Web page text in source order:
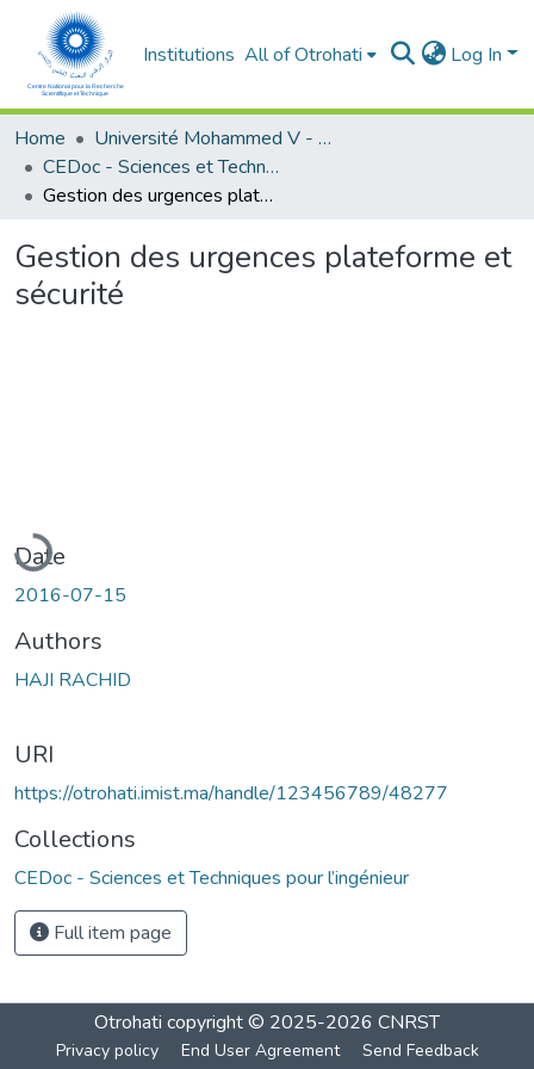
Institutions All of Otrohati Log In
Home
Université Mohammed V - Rabat
CEDoc - Sciences et Techniques pour l’ingénieur
Gestion des urgences plateforme et sécurité
Gestion des urgences plateforme et
sécurité
Date
2016-07-15
Authors
HAJI RACHID
URI
https://otrohati.imist.ma/handle/123456789/48277
Collections
CEDoc - Sciences et Techniques pour l’ingénieur
Full item page
Otrohati copyright © 2025-2026 CNRST
Privacy policy End User Agreement Send Feedback